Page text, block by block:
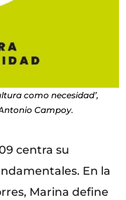
como necesidad’,
Campoy.
centra su
En la
Marina define